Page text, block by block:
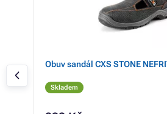
Obuv sandál CXS STONE
Skladem